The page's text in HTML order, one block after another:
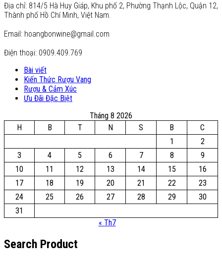
Địa chỉ: 814/5 Hà Huy Giáp, Khu phố 2, Phường Thạnh Lộc, Quận 12,
Thành phố Hồ Chí Minh, Việt Nam.
Email: hoangbonwine@gmail.com
Điện thoại: 0909.409.769
Bài viết
Kiến Thức Rượu Vang
Rượu & Cảm Xúc
Ưu Đãi Đặc Biệt
Tháng 8 2026
H
B T N S B
C
1
2
3
4 5 6 7 8
9
10
11 12 13 14 15
16
17
18 19 20 21 22
23
24
25 26 27 28 29
30
31
« Th7
Search Product